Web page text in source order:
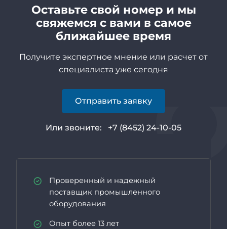
Оставьте свой номер и мы
свяжемся с вами в самое
ближайшее время
Получите экспертное мнение или расчет от
специалиста уже сегодня
Отправить заявку
Или звоните: +7 (8452) 24-10-05
Проверенный и надежный
поставщик промышленного
оборудования
Опыт более 13 лет